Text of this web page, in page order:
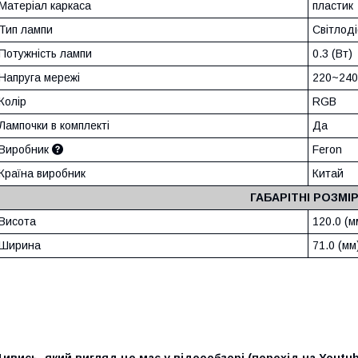
каркаса
пластик
лампи
лампи
0.3 (Вт)
мережі
RGB
в комплекті
Да
Feron
виробник
Китай
ГАБАРІТНІ
120.0
71.0